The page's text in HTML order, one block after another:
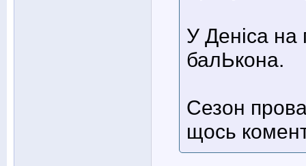
У Деніса на
балЬкона.
Сезон
щось